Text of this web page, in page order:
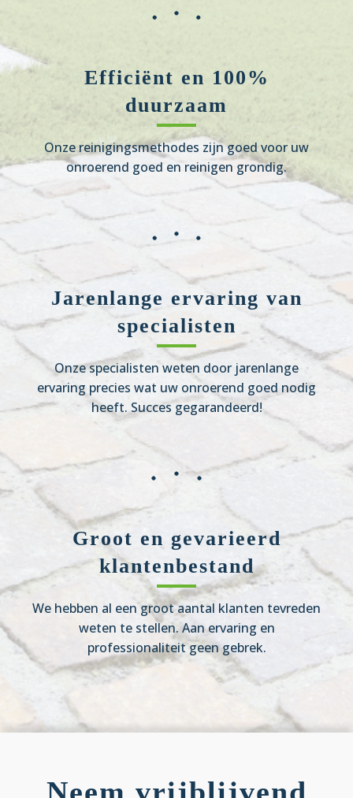
Efficiënt en 100%
duurzaam
Onze reinigingsmethodes zijn goed voor uw
onroerend goed en reinigen grondig.
Jarenlange ervaring van
specialisten
Onze specialisten weten door jarenlange
ervaring precies wat uw onroerend goed nodig
heeft. Succes gegarandeerd!
Groot en gevarieerd
klantenbestand
We hebben al een groot aantal klanten tevreden
weten te stellen. Aan ervaring en
professionaliteit geen gebrek.